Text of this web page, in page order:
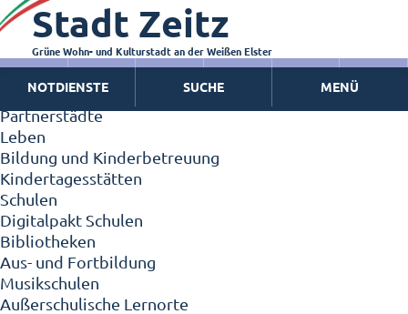
Zeitz - Die Kleinstadt
Willkommen in Zeitz!
Interview mit Oberbürgermeister Christian Thieme
Zeitz - Stadt der Zukunft
Ortschaften
Partnerstädte
Leben
Bildung und Kinderbetreuung
Kindertagesstätten
Schulen
Digitalpakt Schulen
Bibliotheken
Aus- und Fortbildung
Musikschulen
Außerschulische Lernorte
Stadt Zeitz
Grüne Wohn- und Kulturstadt an der Weißen Elster
NOTDIENSTE SUCHE MENÜ